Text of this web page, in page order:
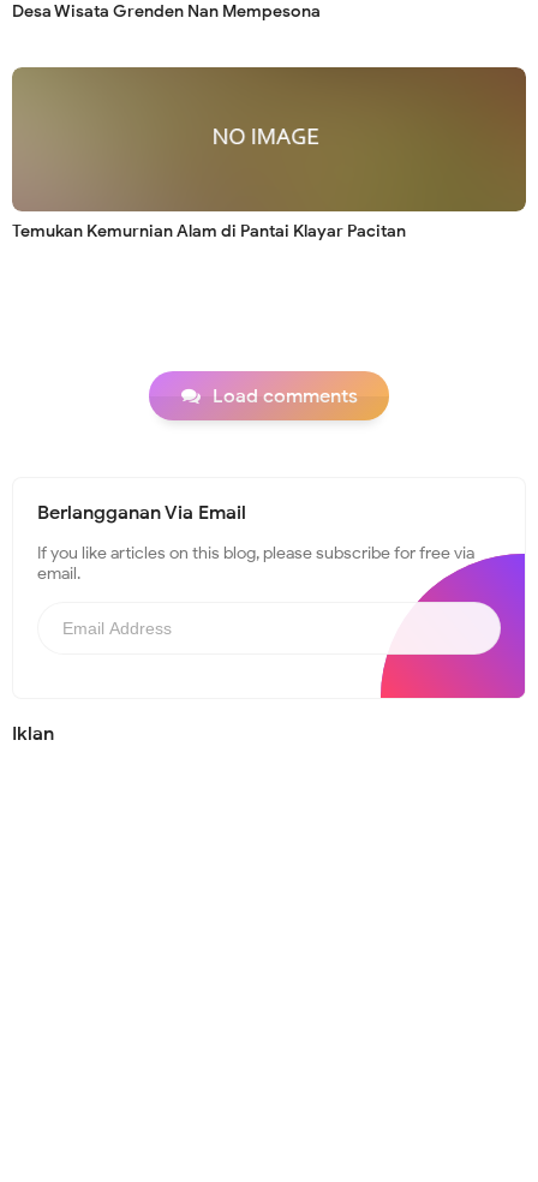
Desa Wisata Grenden Nan Mempesona
Temukan Kemurnian Alam di Pantai Klayar Pacitan
Load comments
Berlangganan Via Email
If you like articles on this blog, please subscribe for free via
email.
Iklan